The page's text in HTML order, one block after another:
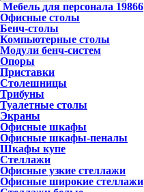
Мебель для персонала 19866
Офисные столы
Бенч-столы
Компьютерные столы
Модули бенч-систем
Опоры
Приставки
Столешницы
Трибуны
Туалетные столы
Экраны
Офисные шкафы
Офисные шкафы-пеналы
Шкафы купе
Стеллажи
Офисные узкие стеллажи
Офисные широкие стеллажи